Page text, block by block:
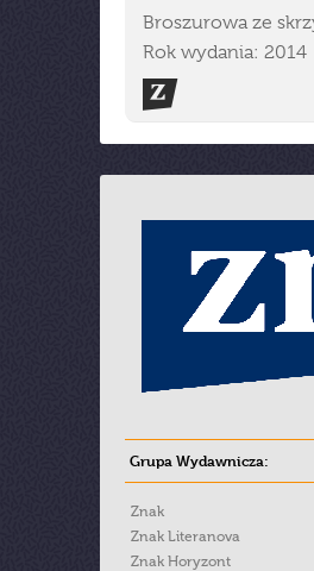
Broszurowa ze
Rok wydania: 2014
Grupa Wydawnicza:
Znak
Znak Literanova
Znak Horyzont